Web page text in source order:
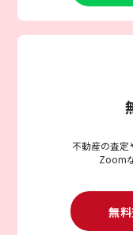
不動産の査定
Zoom
無料